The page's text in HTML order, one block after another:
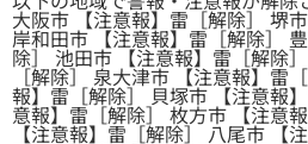
大阪市 【注意報】雷［解除］ 堺
岸和田市 【注意報】雷［解除］
除］ 池田市 【注意報】雷［解除
［解除］ 泉大津市 【注意報】雷
報】雷［解除］ 貝塚市 【注意報
意報】雷［解除］ 枚方市 【注意
【注意報】雷［解除］ 八尾市 【